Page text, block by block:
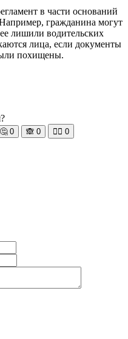
в части оснований
гражданина могут
лишили водительских
лица, если документы
похищены.
🤔 0 🙈 0 🧘‍♀️ 0